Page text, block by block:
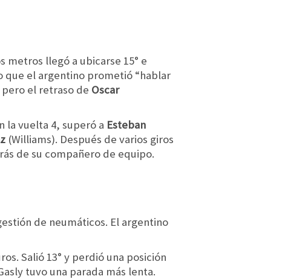
metros llegó a ubicarse 15° e
que el argentino prometió “hablar
el retraso de Oscar
la vuelta 4, superó a Esteban
(Williams). Después de varios giros
de su compañero de equipo.
de neumáticos. El argentino
Salió 13° y perdió una posición
tuvo una parada más lenta.